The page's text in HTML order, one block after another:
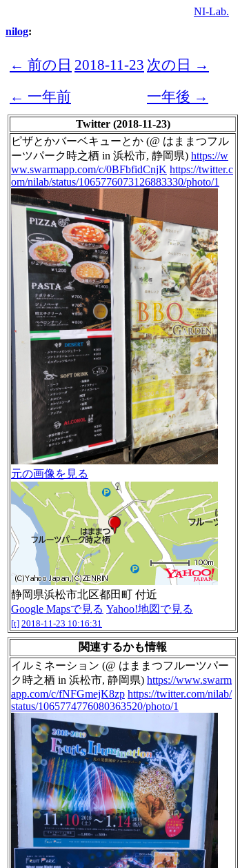
NI-Lab.
nilog:
← 前の日 2018-11-23 次の日 →
← 一年前
一年後 →
Twitter (2018-11-23)
ピザとかバーベキューとか (@ はままつフル
ーツパーク時之栖 in 浜松市, 静岡県) https://w
ww.swarmapp.com/c/0BFbfidCnjK https://twitter.c
om/nilab/status/1065776073126883330/photo/1
元の画像を見る
静岡県浜松市北区都田町 付近
Google Mapsで見る Yahoo!地図で見る
[t] 2018-11-23 10:16:31
関連するかも情報
イルミネーション (@ はままつフルーツパー
ク時之栖 in 浜松市, 静岡県) https://www.swarm
app.com/c/fNFGmejK8zp https://twitter.com/nilab/
status/1065774776080363520/photo/1